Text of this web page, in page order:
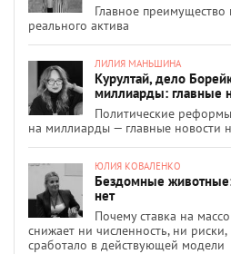
Главное
реального актива
ЛИЛИЯ МАНЬШИНА
Курултай, дело
миллиарды: главные
Политические
на миллиарды — главные новости
ЮЛИЯ КОВАЛЕНКО
Бездомные
нет
Почему ставка на
снижает ни численность, ни
сработало в действующей модели